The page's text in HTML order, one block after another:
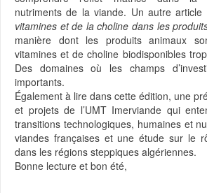
nutriments de la viande. Un autre article
vitamines et de la choline dans les
manière dont les produits animaux
vitamines et de choline biodisponibles
Des domaines où les champs
importants.
Également à lire dans cette édition, une
et projets de l’UMT Imerviande qui
transitions technologiques, humaines et
viandes françaises et une étude sur le
dans les régions steppiques algériennes.
Bonne lecture et bon été,